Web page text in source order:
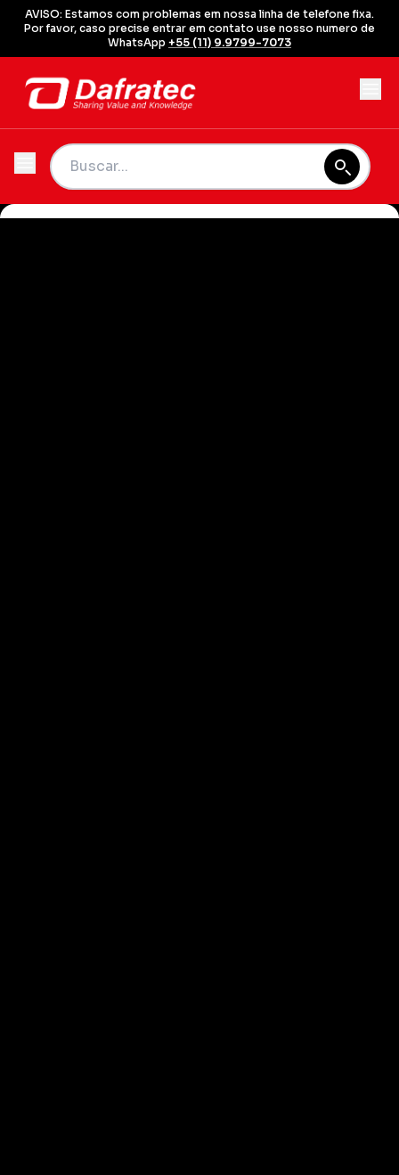
AVISO: Estamos com problemas em nossa linha de telefone fixa.
Por favor, caso precise entrar em contato use nosso numero de
WhatsApp +55 (11) 9.9799-7073